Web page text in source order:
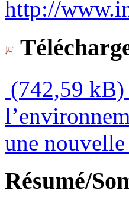
http://
(742,59 kB)
une
Résumé/